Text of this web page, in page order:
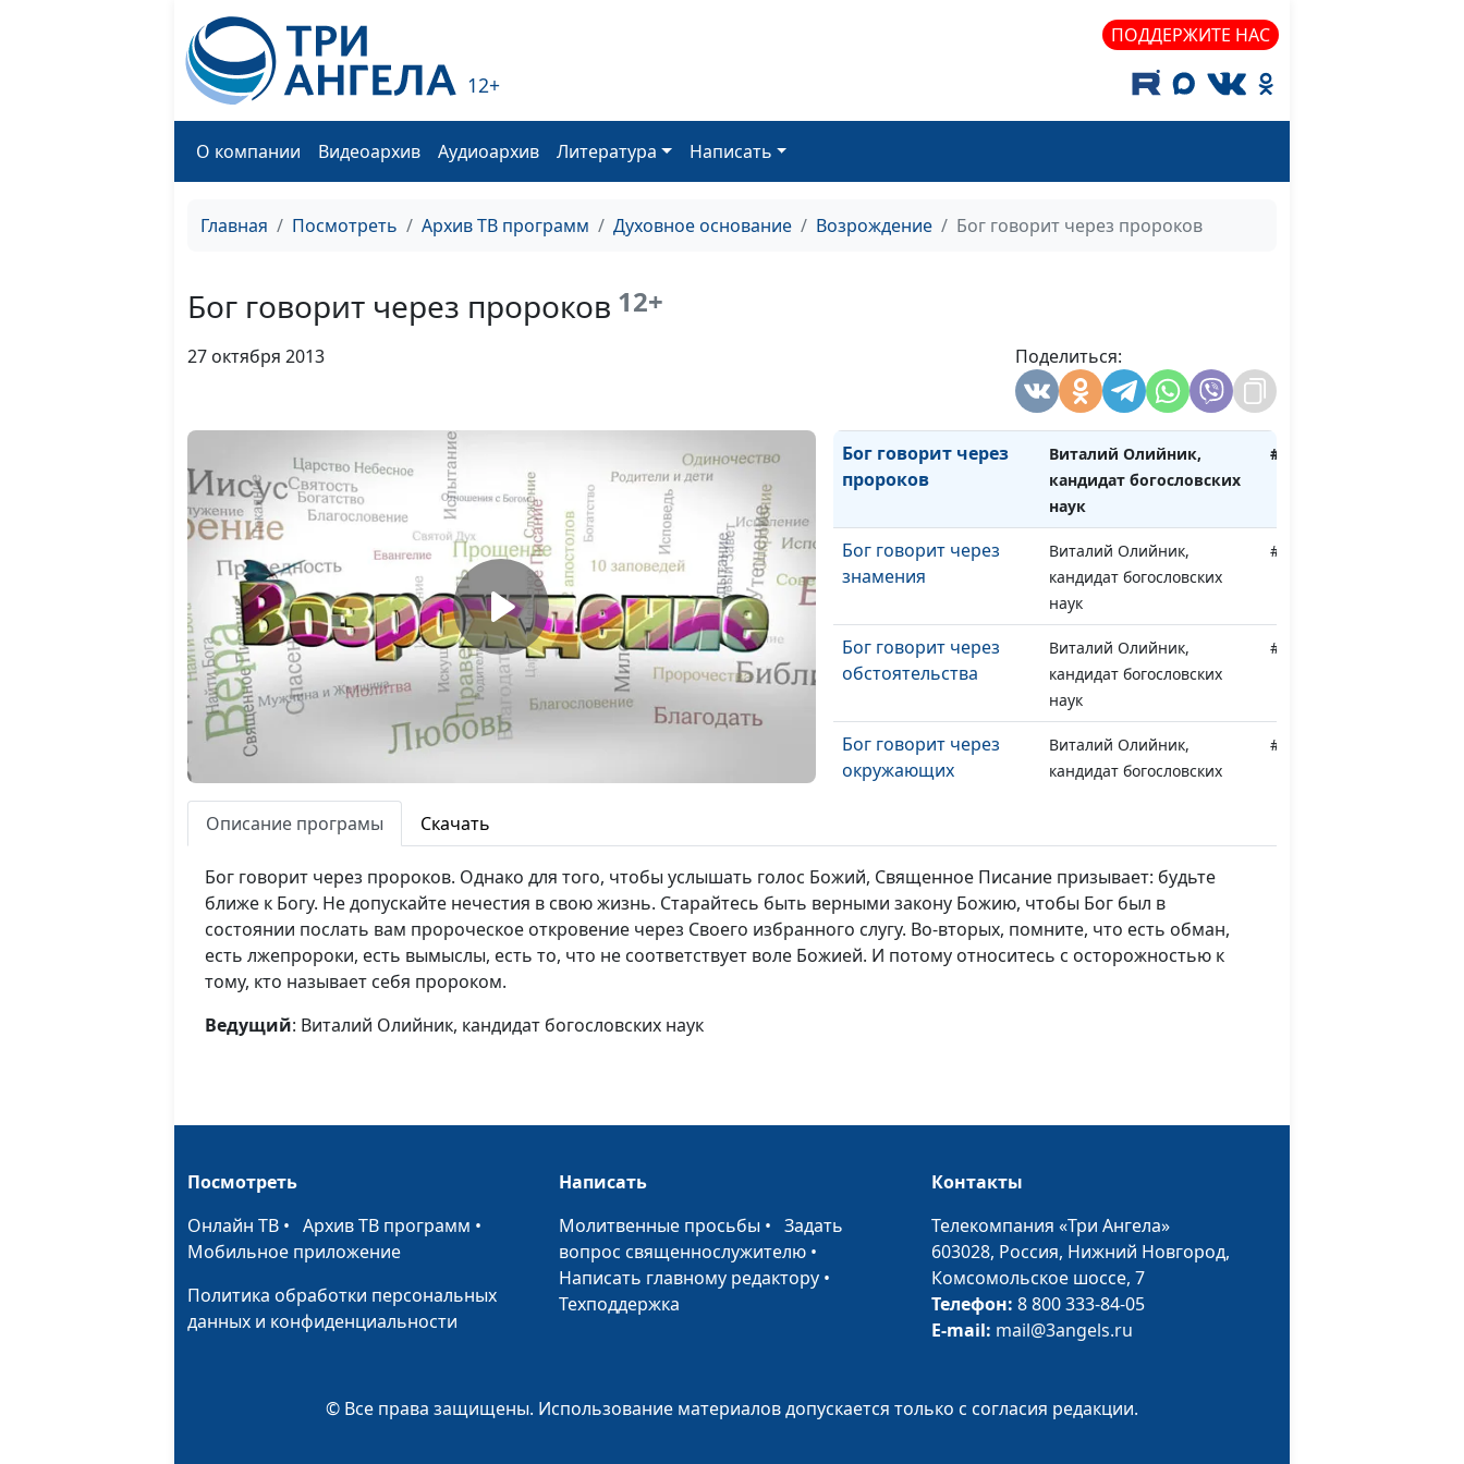
12+
ПОДДЕРЖИТЕ НАС
О компании Видеоархив Аудиоархив Литература Написать
Главная Посмотреть Архив ТВ программ Духовное основание Возрождение Бог говорит через пророков
Бог говорит через пророков 12+
27 октября 2013 Поделиться:
Виталий Олийник,
кандидат богословских
наук
настоящего
кандидат богословских
Виталий Олийник,
кандидат богословских
наук
Бог говорит через
пророков
Виталий Олийник,
кандидат богословских
наук
#32
Бог говорит через
знамения
Виталий Олийник,
кандидат богословских
наук
#31
Бог говорит через
обстоятельства
Виталий Олийник,
кандидат богословских
наук
#30
Бог говорит через
окружающих
Виталий Олийник,
кандидат богословских
#29
Бог говорит через
Библию
Виталий Олийник,
кандидат богословских
наук
#28
Бог говорит, кто
слушает?
Виталий Олийник,
кандидат богословских
Не введи нас во
Виталий Олийник,
#25
И прости нам долги
Виталий Олийник,
кандидат богословских
наук
Хлеб наш насущный
Виталий Олийник,
Да будет воля Твоя
Виталий Олийник,
Описание програмы Скачать
Бог говорит через пророков. Однако для того, чтобы услышать голос Божий, Священное Писание призывает: будьте
ближе к Богу. Не допускайте нечестия в свою жизнь. Старайтесь быть верными закону Божию, чтобы Бог был в
состоянии послать вам пророческое откровение через Своего избранного слугу. Во-вторых, помните, что есть обман,
есть лжепророки, есть вымыслы, есть то, что не соответствует воле Божией. И потому относитесь с осторожностью к
тому, кто называет себя пророком.
Ведущий: Виталий Олийник, кандидат богословских наук
Посмотреть
Онлайн ТВ • Архив ТВ программ •
Мобильное приложение
Политика обработки персональных
данных и конфиденциальности
Написать
Молитвенные просьбы •Задать
вопрос священнослужителю •
Написать главному редактору •
Техподдержка
Контакты
Телекомпания «Три Ангела»
603028, Россия, Нижний Новгород,
Комсомольское шоссе, 7
Телефон: 8 800 333-84-05
E-mail: mail@3angels.ru
© Все права защищены. Использование материалов допускается только с согласия редакции.